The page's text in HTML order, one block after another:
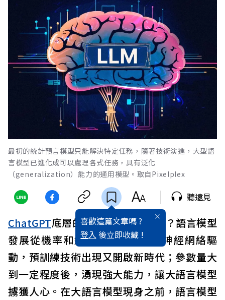
最初的統計預言模型只能解決特定任務，隨著技術演進，大型語
言模型已進化成可以處理各式任務，具有泛化
（generalization）能力的通用模型。取自Pixelplex
喜歡這篇文章嗎 ?
登入 後立即收藏 !
聽遠見
ChatGPT底層的大語言模型是什麼？語言模型
發展從機率和統計開始，進步到神經網絡驅
動，預訓練技術出現又開啟新時代；參數量大
到一定程度後，湧現強大能力，讓大語言模型
擄獲人心。在大語言模型現身之前，語言模型